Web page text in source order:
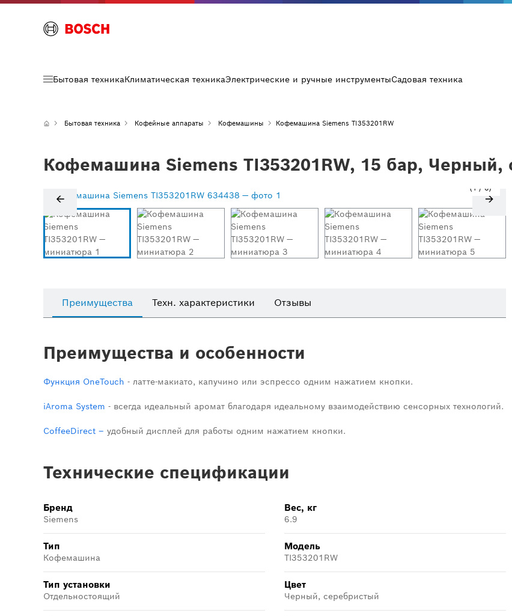
Бытовая техникаКлиматическая техникаЭлектрические и ручные инструментыСадовая техника
Бытовая техника Кофейные аппараты Кофемашины Кофемашина Siemens TI353201RW
Кофемашина Siemens TI353201RW, 15 бар, Черный,
1 / 6
Преимущества Техн. характеристики Отзывы
Преимущества и особенности
Функция OneTouch - латте-макиато, капучино или эспрессо одним нажатием кнопки.
iAroma System - всегда идеальный аромат благодаря идеальному взаимодействию сенсорных технологий.
CoffeeDirect – удобный дисплей для работы одним нажатием кнопки.
Технические спецификации
Бренд
Siemens
Вес, кг
6.9
Тип
Кофемашина
Модель
TI353201RW
Тип установки
Отдельностоящий
Цвет
Черный, серебристый